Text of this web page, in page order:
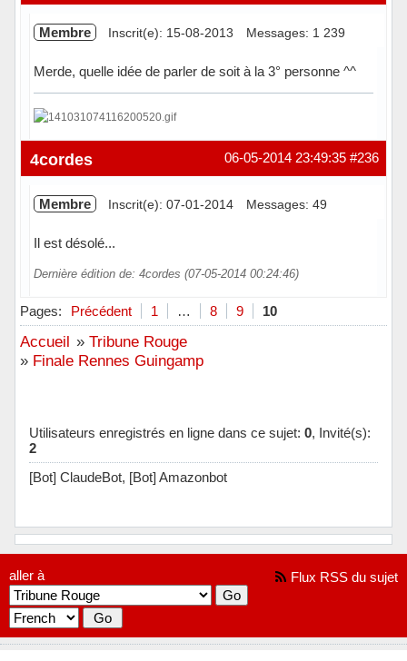
Membre Inscrit(e): 15-08-2013 Messages: 1 239
Merde, quelle idée de parler de soit à la 3° personne ^^
Hors ligne #236
06-05-2014 23:49:35
4cordes
Membre Inscrit(e): 07-01-2014 Messages: 49
Il est désolé...
Dernière édition de: 4cordes (07-05-2014 00:24:46)
Hors ligne
Pages: Précédent 1 … 8 9 10
Accueil » Tribune Rouge
» Finale Rennes Guingamp
Utilisateurs enregistrés en ligne dans ce sujet: 0, Invité(s):
2
[Bot] ClaudeBot, [Bot] Amazonbot
aller à Flux RSS du sujet